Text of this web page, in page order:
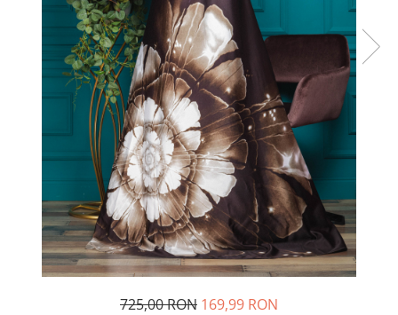
Rochii din dantela
Rochii din tafta
Rochii cu paiete
Rochii din tul
Rochii din catifea
Rochii din Barbie/Bistrech
Rochii din saten
Rochii cu imprimeu
725,00 RON 169,99 RON